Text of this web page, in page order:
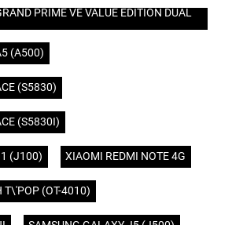
PRIME VE VALUE EDITION DUAL
(A500)
(S5830)
(S5830I)
(J100) XIAOMI REDMI NOTE 4G
T\'POP (OT-4010)